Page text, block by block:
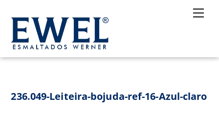
content
236.049-Leiteira-bojuda-ref-16-Azul-claro